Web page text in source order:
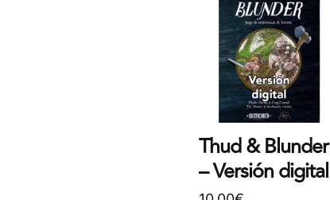
Thud & Blunder
– Versión digital